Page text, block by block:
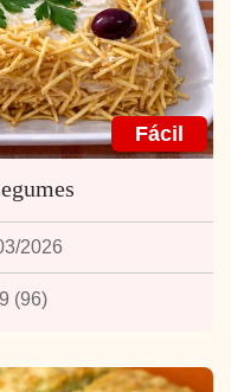
Fácil
2026
(96)